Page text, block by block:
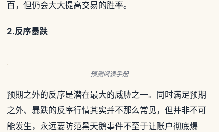
百，但仍会大大提高交易的胜率。
2.反序暴跌
预测阅读手册
预期之外的反序是潜在最大的威胁之一。同时满足预期
之外、暴跌的反序行情其实并不那么常见，但并非不可
能发生，永远要防范黑天鹅事件不至于让账户彻底爆